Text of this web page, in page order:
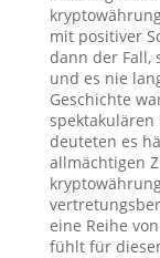
mit positiver
dann der Fall,
und es nie
Geschichte
deuteten es
allmächtigen
eine Reihe
fühlt für